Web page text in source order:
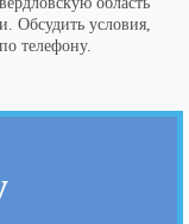
Обсудить условия,
телефону.